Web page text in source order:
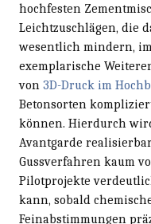
hochfesten
Leichtzuschlägen, die
wesentlich mindern,
exemplarische
von 3D-Druck im
Betonsorten
können. Hierdurch
Avantgarde
Gussverfahren kaum
Pilotprojekte
kann, sobald
Feinabstimmungen